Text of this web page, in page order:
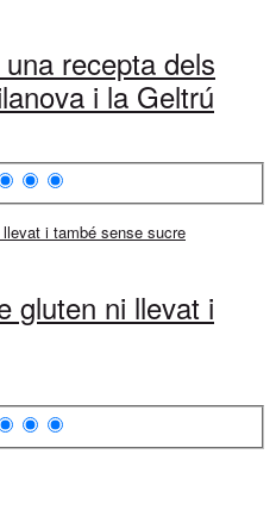
recepta dels
i la Geltrú
gluten ni llevat i